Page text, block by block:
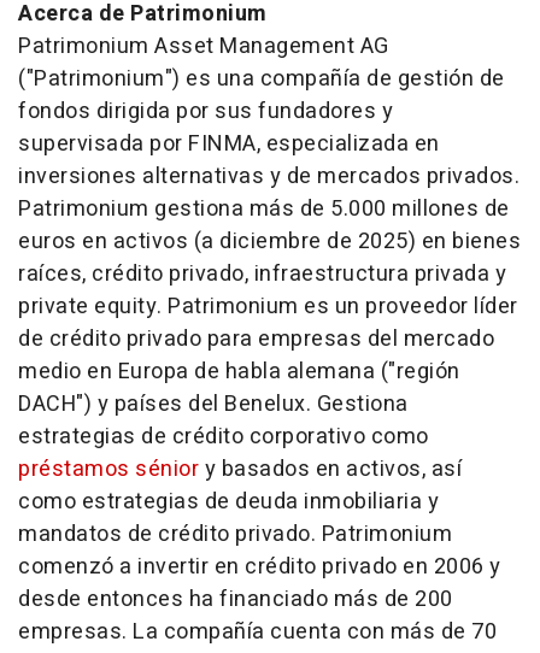
Acerca de Patrimonium
Patrimonium Asset Management AG
("Patrimonium") es una compañía de gestión de
fondos dirigida por sus fundadores y
supervisada por FINMA, especializada en
inversiones alternativas y de mercados privados.
Patrimonium gestiona más de 5.000 millones de
euros en activos (a diciembre de 2025) en bienes
raíces, crédito privado, infraestructura privada y
private equity. Patrimonium es un proveedor líder
de crédito privado para empresas del mercado
medio en Europa de habla alemana ("región
DACH") y países del Benelux. Gestiona
estrategias de crédito corporativo como
préstamos séniory basados en activos, así
como estrategias de deuda inmobiliaria y
mandatos de crédito privado. Patrimonium
comenzó a invertir en crédito privado en 2006 y
desde entonces ha financiado más de 200
empresas. La compañía cuenta con más de 70